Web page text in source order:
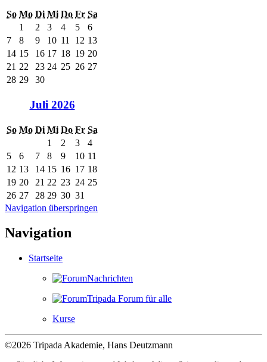
So Mo Di Mi Do Fr Sa
1
2 3 4 5
6
7
8 9 10 11 12 13
14 15 16 17 18 19 20
21 22 23 24 25 26 27
28 29 30
Juli 2026
So Mo Di Mi Do Fr Sa
1
2 3
4
5
6 7 8 9 10 11
12 13 14 15 16 17 18
19 20 21 22 23 24 25
26 27 28 29 30 31
Navigation überspringen
Navigation
Startseite
Nachrichten
Tripada Forum für alle
Kurse
©2026 Tripada Akademie, Hans Deutzmann